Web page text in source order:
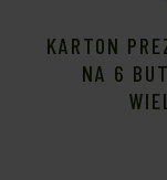
KARTON
NA 6